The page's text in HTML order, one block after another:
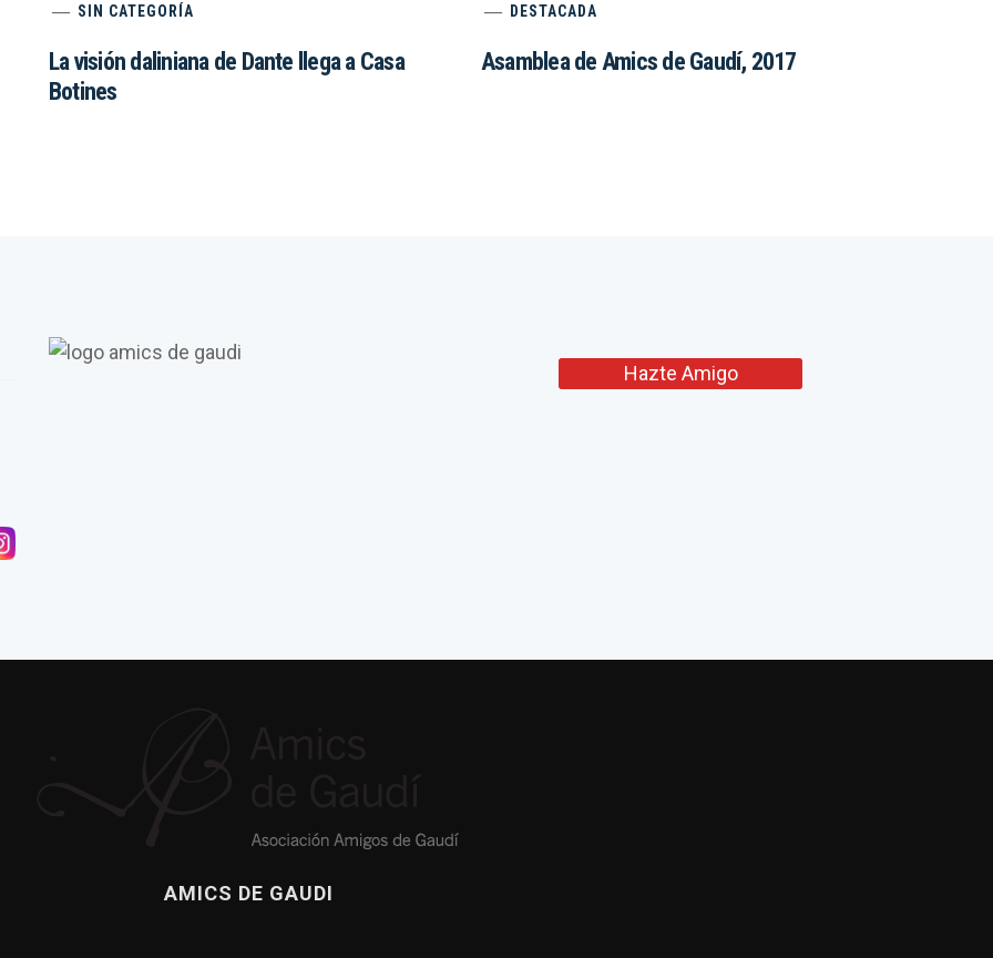
SIN CATEGORÍA
La visión daliniana de Dante llega a Casa
Botines
DESTACADA
Asamblea de Amics de Gaudí, 2017
Hazte Amigo
AMICS DE GAUDI